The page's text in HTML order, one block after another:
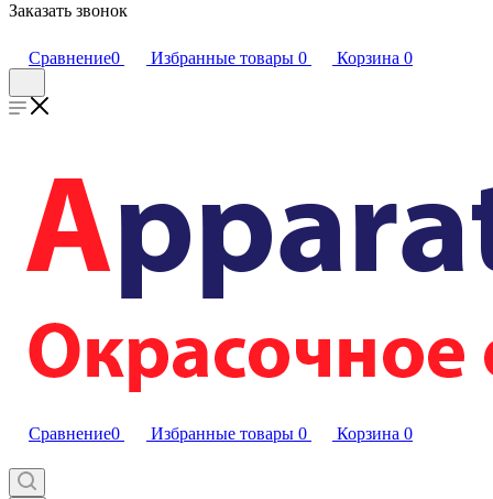
Заказать звонок
Сравнение0 Избранные товары 0 Корзина 0
Сравнение0 Избранные товары 0 Корзина 0